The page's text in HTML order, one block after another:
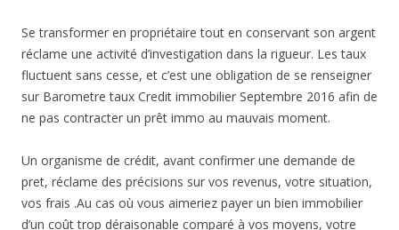
Se transformer en propriétaire tout en conservant son argent
réclame une activité d’investigation dans la rigueur. Les taux
fluctuent sans cesse, et c’est une obligation de se renseigner
sur Barometre taux Credit immobilier Septembre 2016 afin de
ne pas contracter un prêt immo au mauvais moment.
Un organisme de crédit, avant confirmer une demande de
pret, réclame des précisions sur vos revenus, votre situation,
vos frais .Au cas où vous aimeriez payer un bien immobilier
d’un coût trop déraisonable comparé à vos moyens, votre